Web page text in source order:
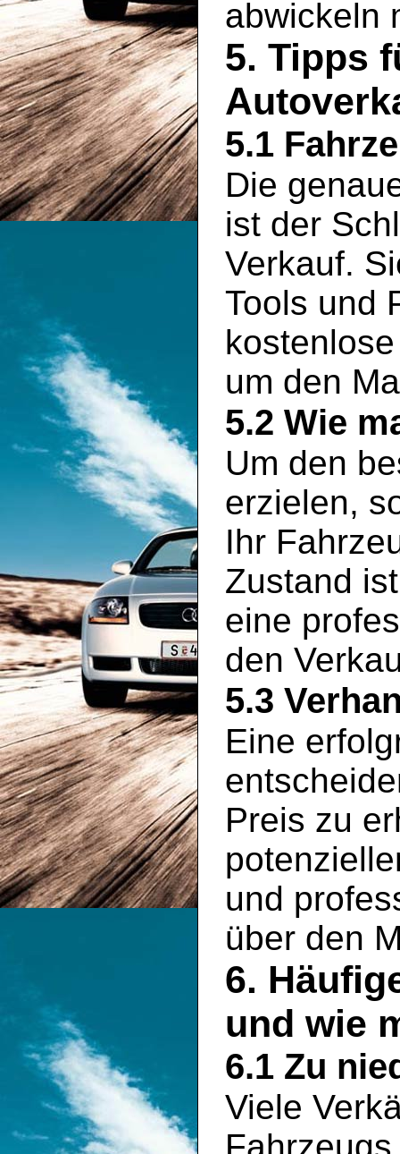
abwickeln
5. Tipps
5.1
Die
ist der
Verkauf.
Tools und
um den
5.2 Wie
Um den
erzielen,
Ihr
Zustand
eine
den
5.3
Eine
Preis zu
und
über den
6.
und wie
6.1 Zu
Viele